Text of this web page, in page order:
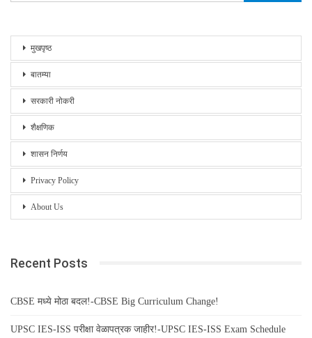
मुखपृष्ठ
बातम्या
सरकारी नोकरी
शैक्षणिक
शासन निर्णय
Privacy Policy
About Us
Recent Posts
CBSE मध्ये मोठा बदल!-CBSE Big Curriculum Change!
UPSC IES-ISS परीक्षा वेळापत्रक जाहीर!-UPSC IES-ISS Exam Schedule